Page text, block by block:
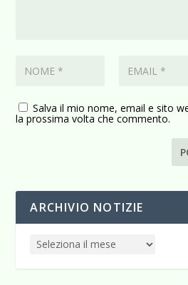
Salva il mio nome, email e sito
la prossima volta che commento.
ARCHIVIO NOTIZIE